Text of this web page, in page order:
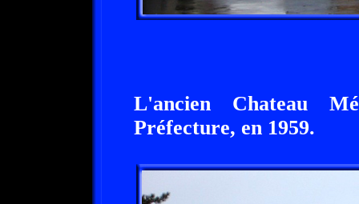
L'ancien Chateau
Préfecture, en 1959.